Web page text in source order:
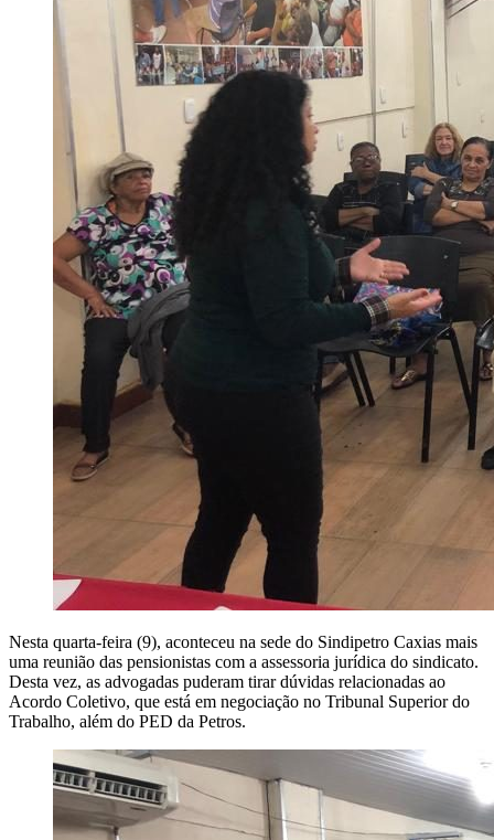
Nesta quarta-feira (9), aconteceu na sede do Sindipetro Caxias mais
uma reunião das pensionistas com a assessoria jurídica do sindicato.
Desta vez, as advogadas puderam tirar dúvidas relacionadas ao
Acordo Coletivo, que está em negociação no Tribunal Superior do
Trabalho, além do PED da Petros.